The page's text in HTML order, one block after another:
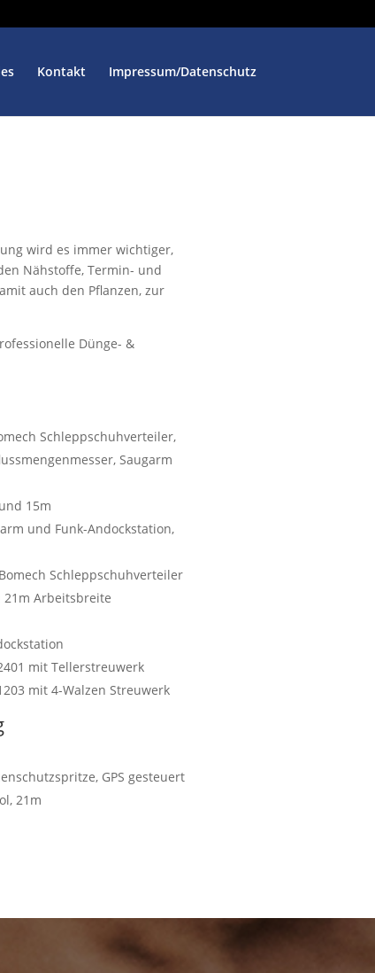
Kontakt Impressum/Datenschutz
wird es immer wichtiger,
Nähstoffe, Termin- und
auch den Pflanzen, zur
Dünge- &
Schleppschuhverteiler,
Saugarm
15m
und Funk-Andockstation,
Schleppschuhverteiler
Arbeitsbreite
mit Tellerstreuwerk
mit 4-Walzen Streuwerk
GPS gesteuert
21m